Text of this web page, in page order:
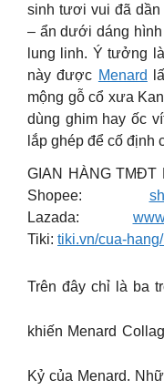
sinh tươi vui đã dần
– ẩn dưới dáng
lung linh. Ý tưởng
này được Menard
mộng gỗ cổ xưa
dùng ghim hay ốc
lắp ghép để cố định
GIAN HÀNG TMĐT
Shopee:
Lazada:
Tiki: tiki.vn/cua-
Trên đây chỉ là ba
khiến Menard
Kỷ của Menard.